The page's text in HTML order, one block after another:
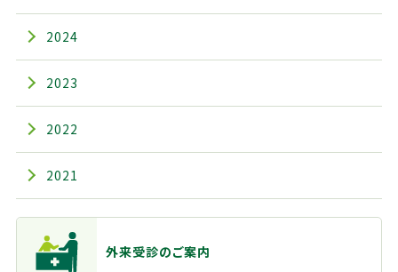
2024
2023
2022
2021
主なメニュー
外来受診のご案内